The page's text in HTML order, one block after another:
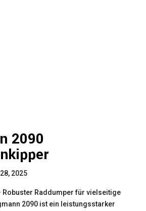
2090
2025
Robuster Raddumper für vielseitige
2090 ist ein leistungsstarker